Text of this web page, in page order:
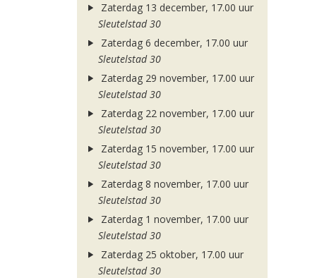
Zaterdag 13 december, 17.00 uur
Sleutelstad 30
Zaterdag 6 december, 17.00 uur
Sleutelstad 30
Zaterdag 29 november, 17.00 uur
Sleutelstad 30
Zaterdag 22 november, 17.00 uur
Sleutelstad 30
Zaterdag 15 november, 17.00 uur
Sleutelstad 30
Zaterdag 8 november, 17.00 uur
Sleutelstad 30
Zaterdag 1 november, 17.00 uur
Sleutelstad 30
Zaterdag 25 oktober, 17.00 uur
Sleutelstad 30